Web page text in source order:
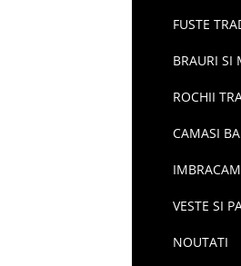
FUSTE
BRAURI SI
ROCHII
CAMASI
VESTE SI
NOUTATI